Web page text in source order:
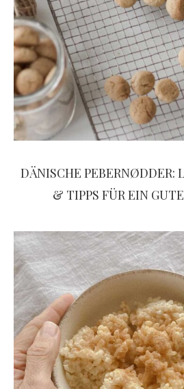
DÄNISCHE PEBERNØDDER:
& TIPPS FÜR EIN